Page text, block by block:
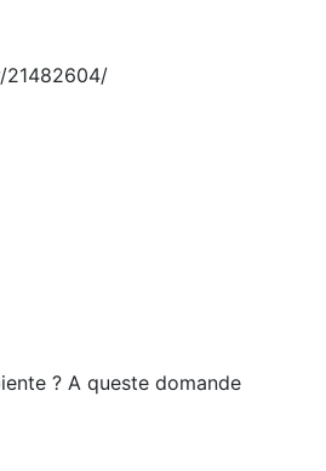
21482604/
? A queste domande